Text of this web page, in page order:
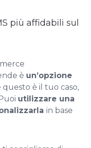
più affidabili sul
è un’opzione
questo è il tuo caso,
utilizzare una
in base